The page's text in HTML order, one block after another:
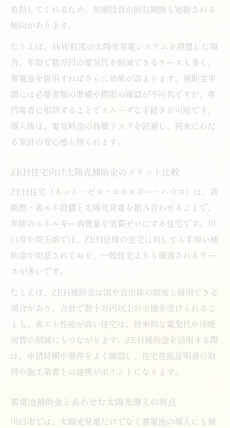
負担してくれるため、初期投資の回収期間も短縮される
傾向があります。
たとえば、4kW程度の太陽光発電システムを設置した場
合、年間で数万円の電気代を削減できるケースも多く、
蓄電池を併用すればさらに効果が高まります。補助金申
請には必要書類の準備や期限の確認が不可欠ですが、専
門業者に相談することでスムーズな手続きが可能です。
導入後は、電気料金の高騰リスクを回避し、将来にわた
る家計の安心感も得られます。
ZEH住宅向け太陽光補助金のメリット比較
ZEH住宅（ネット・ゼロ・エネルギー・ハウス）は、高
断熱・省エネ設備と太陽光発電を組み合わせることで、
年間のエネルギー消費量を実質ゼロにする住宅です。川
口市や埼玉県では、ZEH仕様の住宅に対しても手厚い補
助金が用意されており、一般住宅よりも優遇されるケー
スが多いです。
たとえば、ZEH補助金は国や自治体の制度と併用できる
場合があり、合計で数十万円以上の支援を受けられるこ
とも。省エネ性能が高い住宅は、将来的な電気代や冷暖
房費の削減にもつながります。ZEH補助金を活用する際
は、申請時期や要件をよく確認し、住宅性能証明書の取
得や施工業者との連携がポイントになります。
蓄電池補助金とあわせた太陽光導入の利点
川口市では、太陽光発電だけでなく蓄電池の導入にも補